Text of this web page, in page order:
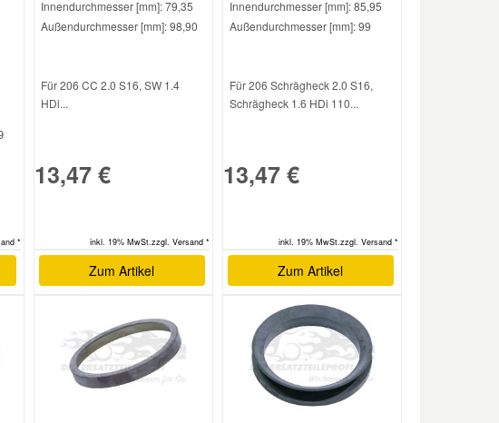
*
Innendurchmesser [mm]: 79,35
Außendurchmesser [mm]: 98,90
Für 206 CC 2.0 S16, SW 1.4
HDi...
13,47 €
inkl. 19% MwSt.zzgl. Versand *
Zum Artikel
Innendurchmesser [mm]: 85,95
Außendurchmesser [mm]: 99
Für 206 Schrägheck 2.0 S16,
Schrägheck 1.6 HDi 110...
13,47 €
inkl. 19% MwSt.zzgl. Versand *
Zum Artikel